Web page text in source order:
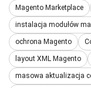
Magento Marketplace
instalacja modułów
ochrona Magento
layout XML Magento
masowa aktualizacja